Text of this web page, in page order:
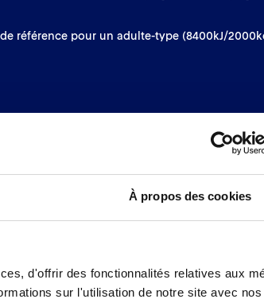
À propos des cookies
d'offrir des fonctionnalités relatives aux
sur l'utilisation de notre site avec nos
référence pour un adulte-type (8400kJ/